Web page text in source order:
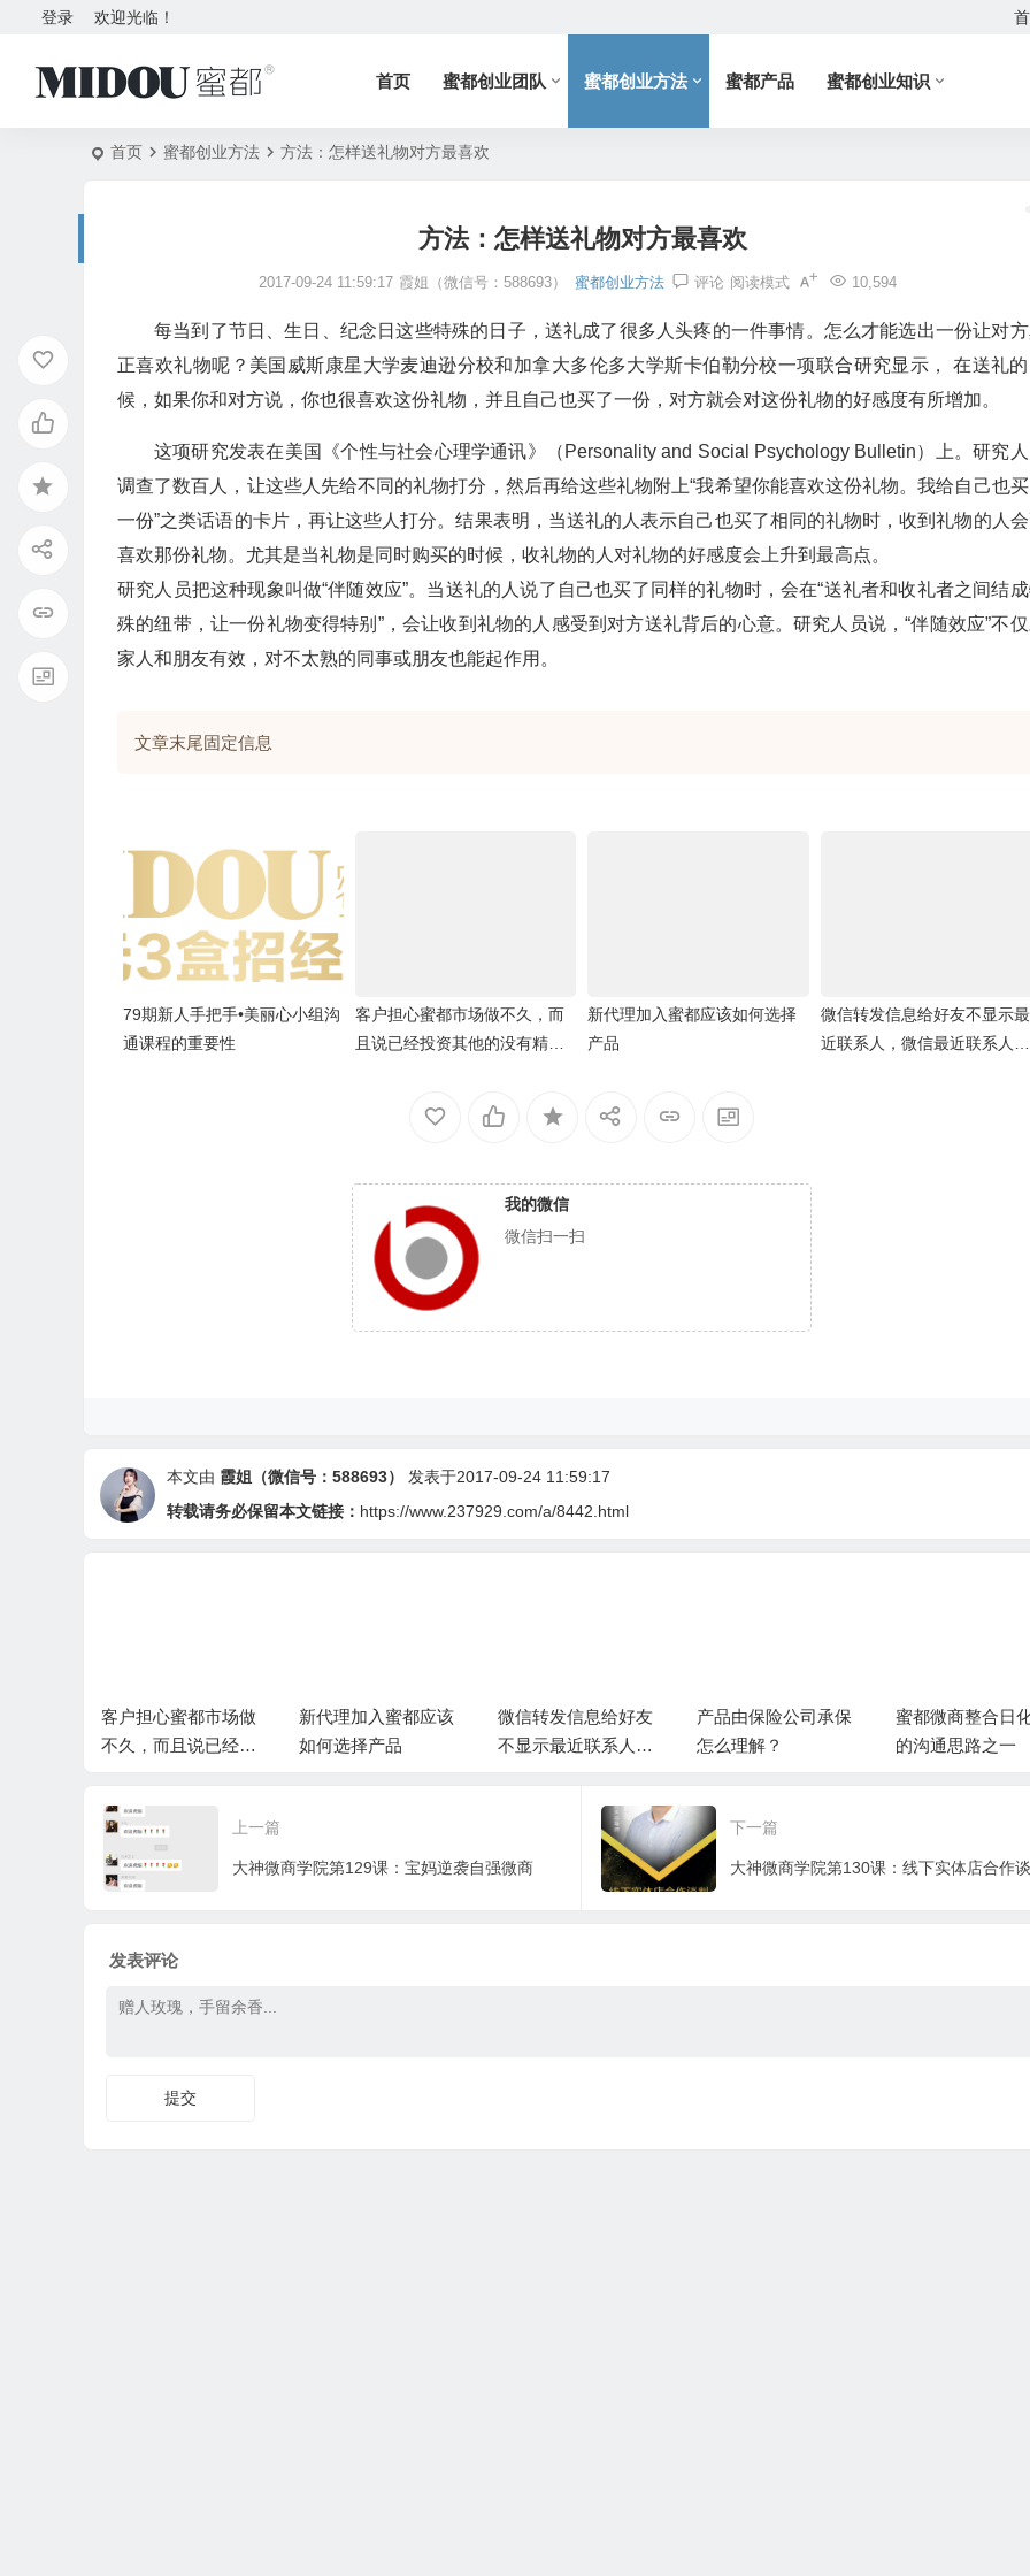
欢迎光临！
登录
首页 蜜都创业团队 蜜都创业方法 蜜都产品 蜜都创业知识
首页 蜜都创业方法 方法：怎样送礼物对方最喜欢
方法：怎样送礼物对方最喜欢
2017-09-24 11:59:17 霞姐（微信号：588693） 蜜都创业方法 评论 10,594
阅读模式
每当到了节日、生日、纪念日这些特殊的日子，送礼成了很多人头疼的一件事情。怎么才能选出一份让对
正喜欢礼物呢？美国威斯康星大学麦迪逊分校和加拿大多伦多大学斯卡伯勒分校一项联合研究显示， 在送礼
候，如果你和对方说，你也很喜欢这份礼物，并且自己也买了一份，对方就会对这份礼物的好感度有所增加。
这项研究发表在美国《个性与社会心理学通讯》（Personality and Social Psychology Bulletin）上。研究
调查了数百人，让这些人先给不同的礼物打分，然后再给这些礼物附上“我希望你能喜欢这份礼物。我给自己也买
一份”之类话语的卡片，再让这些人打分。结果表明，当送礼的人表示自己也买了相同的礼物时，收到礼物的人
喜欢那份礼物。尤其是当礼物是同时购买的时候，收礼物的人对礼物的好感度会上升到最高点。
研究人员把这种现象叫做“伴随效应”。当送礼的人说了自己也买了同样的礼物时，会在“送礼者和收礼者之间结
殊的纽带，让一份礼物变得特别”，会让收到礼物的人感受到对方送礼背后的心意。研究人员说，“伴随效应”不
家人和朋友有效，对不太熟的同事或朋友也能起作用。
文章末尾固定信息
79期新人手把手•美丽心小组沟
通课程的重要性
客户担心蜜都市场做不久，而
且说已经投资其他的没有精力
新代理加入蜜都应该如何选择
产品
微信转发信息给好友不显示最
近联系人，微信最近联系人空
我的微信
微信扫一扫
本文由 霞姐（微信号：588693）
发表于2017-09-24 11:59:17
转载请务必保留本文链接： https://www.237929.com/a/8442.html
蜜都市场做
且说已经投
新代理加入蜜都应该
如何选择产品
微信转发信息给好友
不显示最近联系人，
产品由保险公司承保
怎么理解？
蜜都微商整合日化店
的沟通思路之一
蜜都微商春
合指南
上一篇
大神微商学院第129课：宝妈逆袭自强微商
下一篇
大神微商学院第130课：线下实体店合作
发表评论